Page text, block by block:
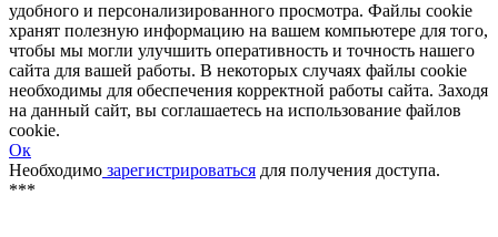
Этот веб-сайт использует файлы cookie для обеспечения
удобного и персонализированного просмотра. Файлы cookie
хранят полезную информацию на вашем компьютере для того,
чтобы мы могли улучшить оперативность и точность нашего
сайта для вашей работы. В некоторых случаях файлы cookie
необходимы для обеспечения корректной работы сайта. Заходя
на данный сайт, вы соглашаетесь на использование файлов